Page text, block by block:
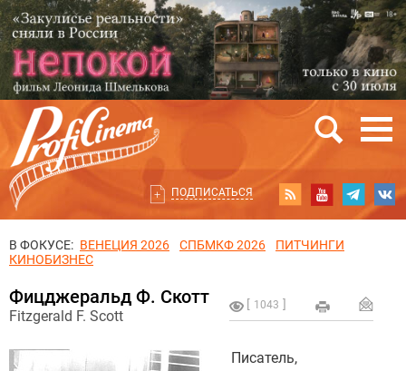
ПОДПИСАТЬСЯ
В ФОКУСЕ: ВЕНЕЦИЯ 2026 СПБМКФ 2026
ПИТЧИНГИ
КИНОБИЗНЕС
1043
Фицджеральд Ф. Скотт
Fitzgerald F. Scott
Писатель,